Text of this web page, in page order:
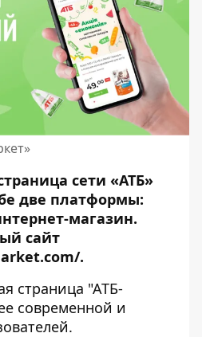
сети «АТБ»
две платформы:
магазин.
сайт
.
страница "АТБ-
современной и